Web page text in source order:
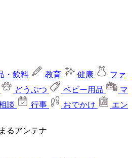
・飲料 教育 健康
ファ
どうぶつ ベビー用品
マ
談 行事 おでかけ
エン
るアンテナ